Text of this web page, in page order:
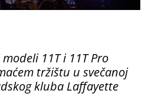
11T i 11T Pro
tržištu u svečanoj
kluba Laffayette